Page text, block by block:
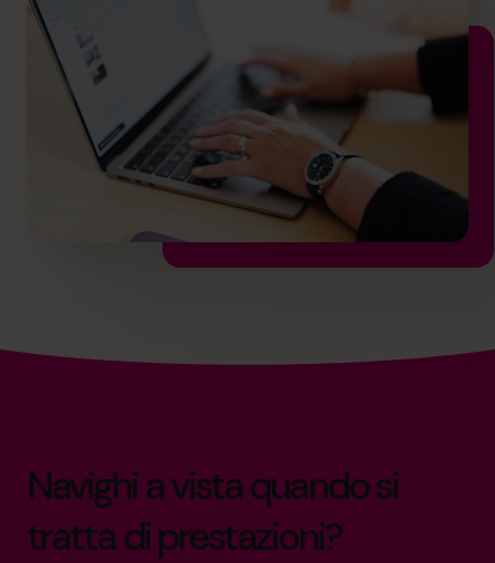
Navighi a vista quando si
tratta di prestazioni?